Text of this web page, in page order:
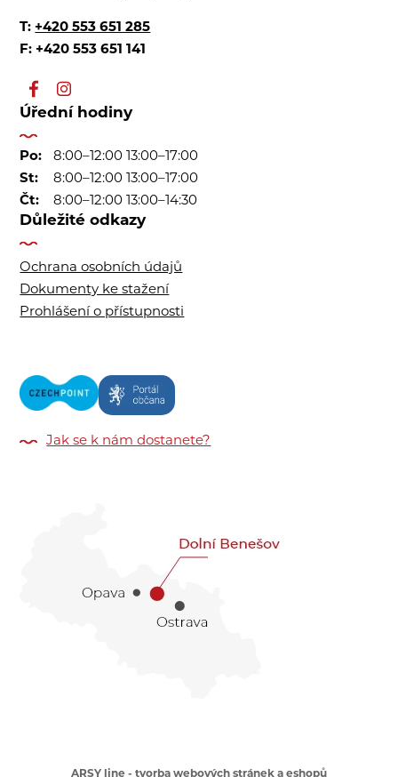
T: +420 553 651 285
F: +420 553 651 141
Úřední hodiny
Po:
8:00–12:00 13:00–17:00
St:
8:00–12:00 13:00–17:00
Čt:
8:00–12:00 13:00–14:30
Důležité odkazy
Ochrana osobních údajů
Dokumenty ke stažení
Prohlášení o přístupnosti
Jak se k nám dostanete?
ARSY line - tvorba webových stránek a eshopů